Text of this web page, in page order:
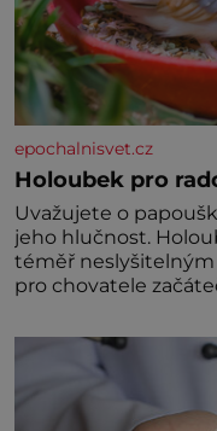
epochalnisvet.cz
Holoubek pro
Uvažujete o
jeho hlučnost.
téměř neslyšitelným
pro chovatele
Hodně času tráví na
Jeho domovinou je
výjimkou pobřežní